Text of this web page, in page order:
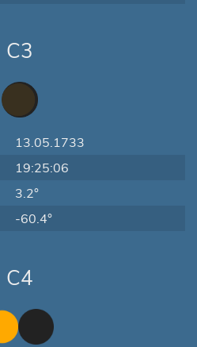
C3
13.05.1733
19:25:06
3.2°
-60.4°
C4